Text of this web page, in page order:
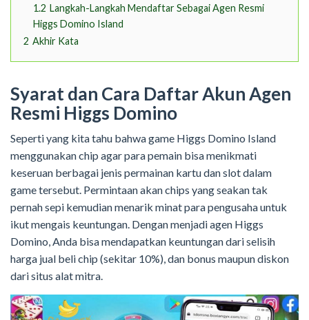
1.2 Langkah-Langkah Mendaftar Sebagai Agen Resmi
Higgs Domino Island
2 Akhir Kata
Syarat dan Cara Daftar Akun Agen
Resmi Higgs Domino
Seperti yang kita tahu bahwa game Higgs Domino Island
menggunakan chip agar para pemain bisa menikmati
keseruan berbagai jenis permainan kartu dan slot dalam
game tersebut. Permintaan akan chips yang seakan tak
pernah sepi kemudian menarik minat para pengusaha untuk
ikut mengais keuntungan. Dengan menjadi agen Higgs
Domino, Anda bisa mendapatkan keuntungan dari selisih
harga jual beli chip (sekitar 10%), dan bonus maupun diskon
dari situs alat mitra.